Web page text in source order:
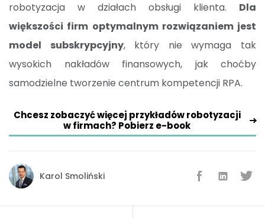
robotyzacja w działach obsługi klienta. Dla
większości firm optymalnym rozwiązaniem jest
model subskrypcyjny, który nie wymaga tak
wysokich nakładów finansowych, jak choćby
samodzielne tworzenie centrum kompetencji RPA.
Chcesz zobaczyć więcej przykładów robotyzacji
w firmach? Pobierz e-book
Karol Smoliński